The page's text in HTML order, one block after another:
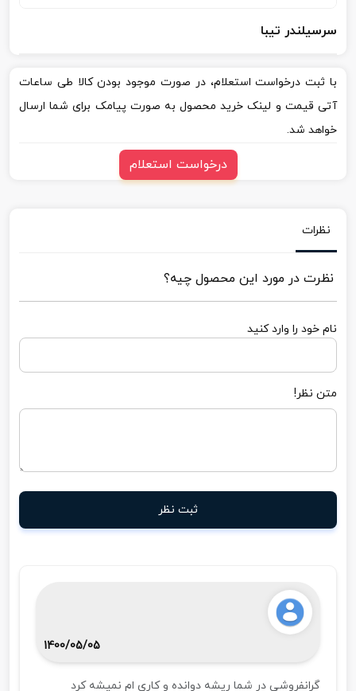
سرسیلندر تیبا
با ثبت درخواست استعلام، در صورت موجود بودن کالا طی ساعات
آتی قیمت و لینک خرید محصول به صورت پیامک برای شما ارسال
خواهد شد.
درخواست استعلام
نظرات
نظرت در مورد این محصول چیه؟
نام خود را وارد کنید
متن نظر!
ثبت نظر
1400/05/05
گرانفروشی در شما ریشه دوانده و کاری ام نمیشه کرد